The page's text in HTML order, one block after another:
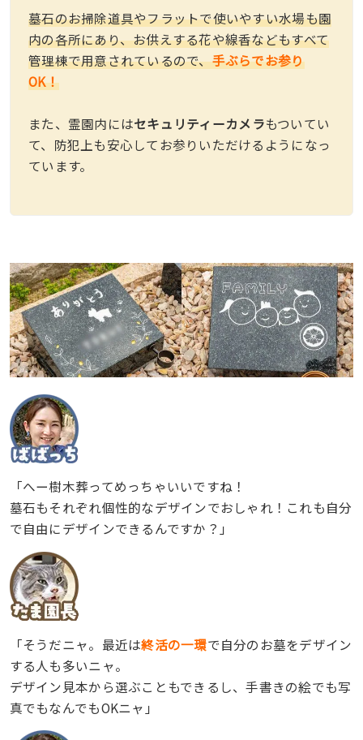
墓石のお掃除道具やフラットで使いやすい水場も園
内の各所にあり、お供えする花や線香などもすべて
管理棟で用意されているので、手ぶらでお参り
OK！
また、霊園内にはセキュリティーカメラもついてい
て、防犯上も安心してお参りいただけるようになっ
ています。
「へー樹木葬ってめっちゃいいですね！
墓石もそれぞれ個性的なデザインでおしゃれ！これも自分
で自由にデザインできるんですか？」
「そうだニャ。最近は終活の一環で自分のお墓をデザイン
する人も多いニャ。
デザイン見本から選ぶこともできるし、手書きの絵でも写
真でもなんでもOKニャ」